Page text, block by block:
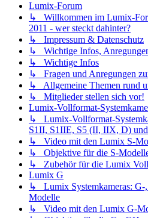
Lumix-Forum
↳ Willkommen im Lumix-
2011 - wer steckt dahinter?
↳ Impressum & Datenschutz
↳ Wichtige Infos,
↳ Wichtige Infos
↳ Fragen und Anregungen
↳ Allgemeine Themen rund
↳ Mitglieder stellen sich vor!
Lumix-Vollformat-
↳ Lumix-Vollformat-
S1II, S1IIE, S5 (II, IIX, D)
↳ Video mit den Lumix S-
↳ Objektive für die S-
↳ Zubehör für die Lumix
Lumix G
↳ Lumix Systemkameras:
Modelle
↳ Video mit den Lumix G-